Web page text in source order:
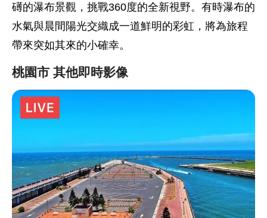
礡的瀑布景觀，挑戰360度的全新視野。有時瀑布的
水氣與晨間陽光交織成一道鮮明的彩虹，將為旅程
帶來突如其來的小確幸。
桃園市 其他即時影像